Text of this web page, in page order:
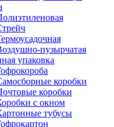
пузырчатая
упаковка
коробки
коробки
с окном
тубусы